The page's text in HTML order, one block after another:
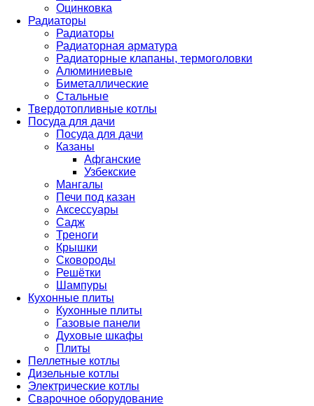
Оцинковка
Радиаторы
Радиаторы
Радиаторная арматура
Радиаторные клапаны, термоголовки
Алюминиевые
Биметаллические
Стальные
Твердотопливные котлы
Посуда для дачи
Посуда для дачи
Казаны
Афганские
Узбекские
Мангалы
Печи под казан
Аксессуары
Садж
Треноги
Крышки
Сковороды
Решётки
Шампуры
Кухонные плиты
Кухонные плиты
Газовые панели
Духовые шкафы
Плиты
Пеллетные котлы
Дизельные котлы
Электрические котлы
Сварочное оборудование